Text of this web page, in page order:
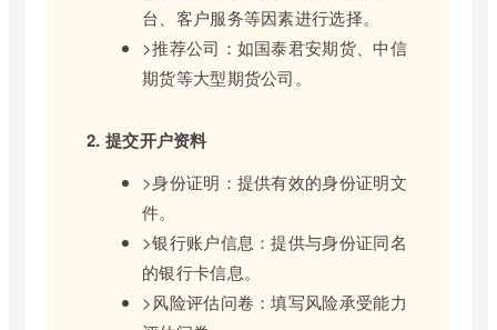
台、客户服务等因素进行选择。
>推荐公司：如国泰君安期货、中信
期货等大型期货公司。
2. 提交开户资料
>身份证明：提供有效的身份证明文
件。
>银行账户信息：提供与身份证同名
的银行卡信息。
>风险评估问卷：填写风险承受能力